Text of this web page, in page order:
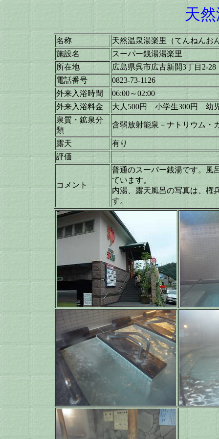
天
名称
天然温泉湯楽里（てんねんお
施設名
スーパー銭湯湯楽里
所在地
広島県呉市広古新開3丁目2-28
電話番号
0823-73-1126
外来入浴時間
06:00～02:00
外来入浴料金
大人500円 小学生300円 幼
泉質・鉱泉分
類
含弱放射能泉－ナトリウム・
露天
有り
評価
コメント
普通のスーパー銭湯です。風
ています。
内湯、露天風呂の写真は、権
す。